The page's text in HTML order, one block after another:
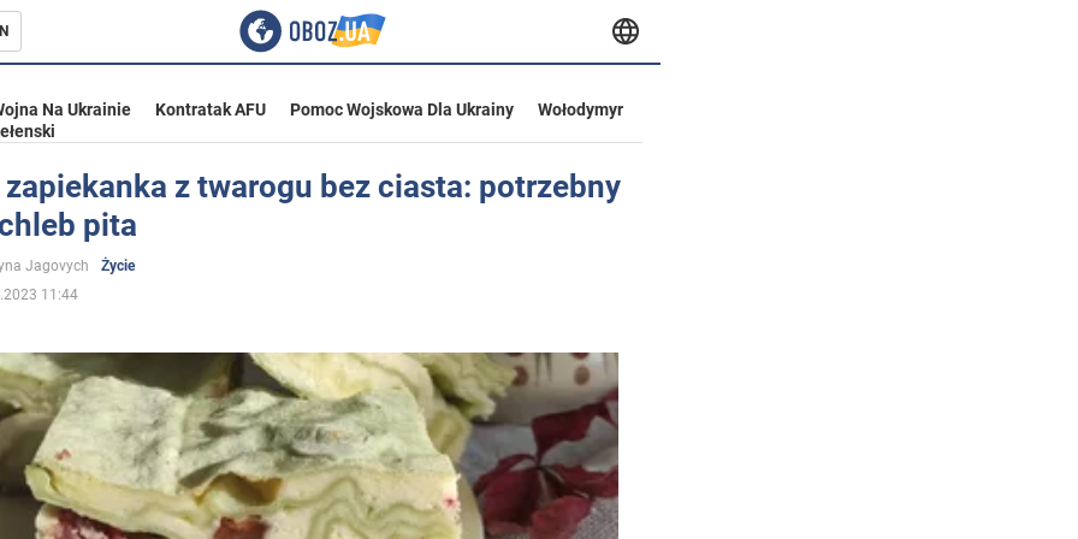
Ukrainie
Na Ukrainie Kontratak AFU Pomoc Wojskowa Dla Ukrainy
Wołodymyr
zapiekanka z twarogu bez ciasta: potrzebny
pita
Jagovych
Życie
11:44